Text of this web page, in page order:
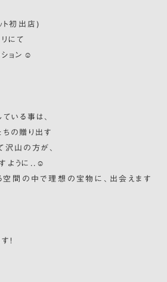
ト初出店)
にて
ション☺︎
いる事は、
ちの贈り出す
沢山の方が、
ように..☺︎
空間の中で理想の宝物に、出会えます
！